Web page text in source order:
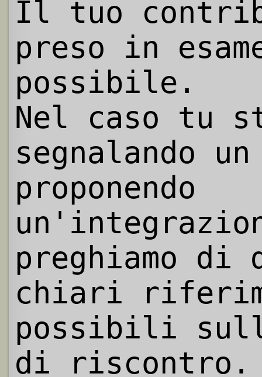
Il tuo
preso in
possibile.
Nel caso tu
segnalando
proponendo
preghiamo
chiari
possibili
di riscontro.